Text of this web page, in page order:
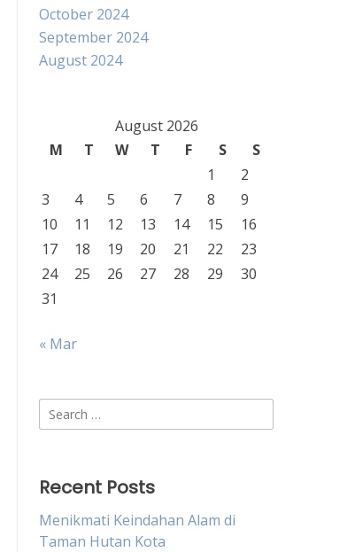
October 2024
September 2024
August 2024
August 2026
M
T W T F S
S
1
2
3
4 5 6 7 8
9
10
11 12 13 14 15
16
17
18 19 20 21 22
23
24
25 26 27 28 29
30
31
« Mar
Search
for:
Recent Posts
Menikmati Keindahan Alam di
Taman Hutan Kota